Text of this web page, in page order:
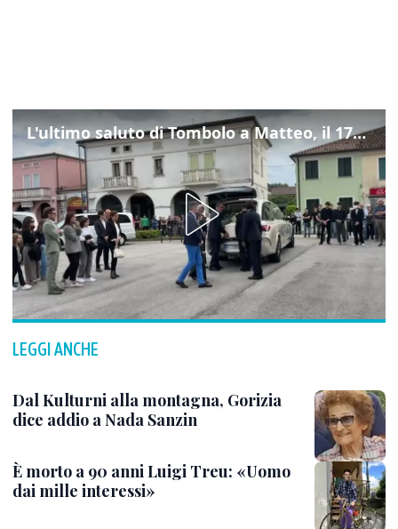
L'ultimo saluto di Tombolo a Matteo, il 17enne morto di tumore. Il video
LEGGI ANCHE
Dal Kulturni alla montagna, Gorizia
dice addio a Nada Sanzin
È morto a 90 anni Luigi Treu: «Uomo
dai mille interessi»